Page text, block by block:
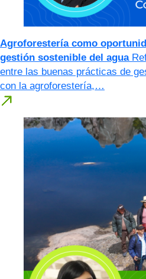
Agroforestería como
gestión sostenible del agua
entre las buenas prácticas de
con la agroforestería,…